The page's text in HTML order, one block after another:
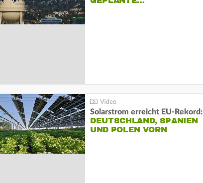
Solarstrom erreicht EU-Rekord:
DEUTSCHLAND, SPANIEN
UND POLEN VORN